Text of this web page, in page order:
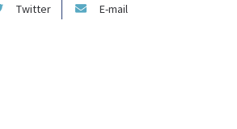
Twitter E-mail